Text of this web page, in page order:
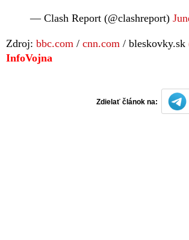
— Clash Report (@clashreport)
Zdroj: bbc.com / cnn.com / bleskovky.sk
InfoVojna
Zdielať článok na: